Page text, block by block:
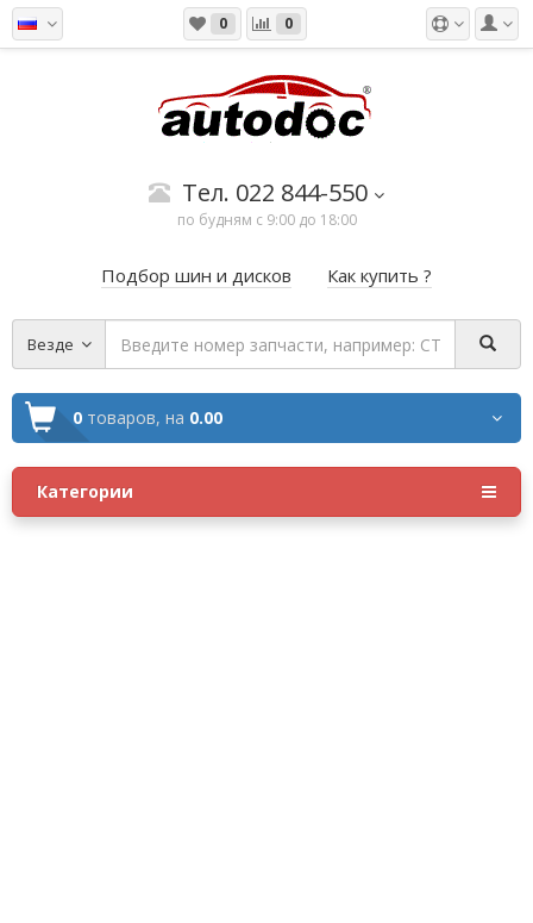
0 0
Тел. 022 844-550
по будням с 9:00 до 18:00
Подбор шин и дисков Как купить ?
Везде
0 товаров, на 0.00
Категории